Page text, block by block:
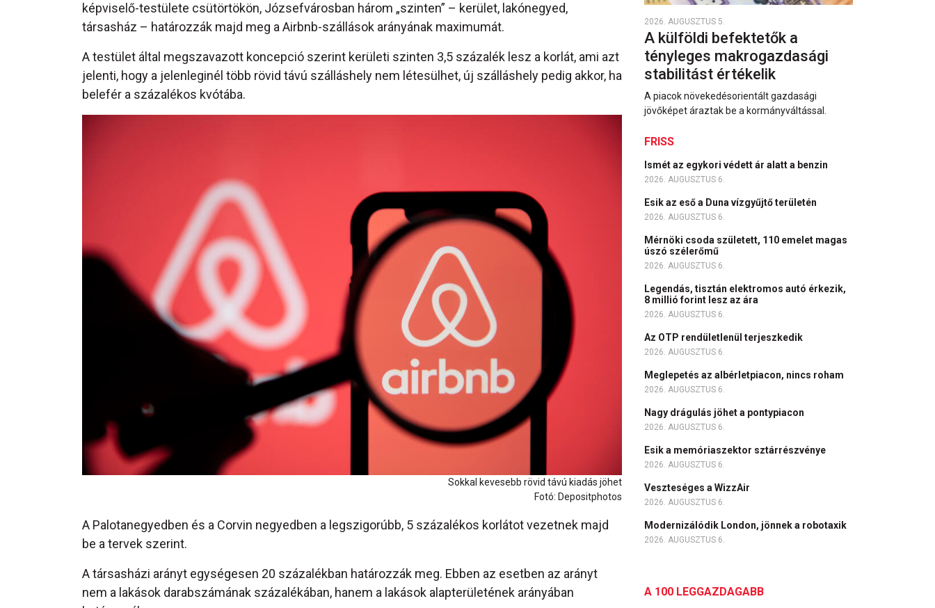
képviselő-testülete csütörtökön, Józsefvárosban három „szinten” – kerület, lakónegyed,
társasház – határozzák majd meg a Airbnb-szállások arányának maximumát.
A testület által megszavazott koncepció szerint kerületi szinten 3,5 százalék lesz a korlát, ami azt
jelenti, hogy a jelenleginél több rövid távú szálláshely nem létesülhet, új szálláshely pedig akkor, ha
belefér a százalékos kvótába.
Sokkal kevesebb rövid távú kiadás jöhet
Fotó: Depositphotos
A Palotanegyedben és a Corvin negyedben a legszigorúbb, 5 százalékos korlátot vezetnek majd
be a tervek szerint.
A társasházi arányt egységesen 20 százalékban határozzák meg. Ebben az esetben az arányt
nem a lakások darabszámának százalékában, hanem a lakások alapterületének arányában
2026. AUGUSZTUS 5.
A külföldi befektetők a
tényleges makrogazdasági
stabilitást értékelik
A piacok növekedésorientált gazdasági
jövőképet áraztak be a kormányváltással.
FRISS
Ismét az egykori védett ár alatt a benzin
2026. AUGUSZTUS 6.
Esik az eső a Duna vízgyűjtő területén
2026. AUGUSZTUS 6.
Mérnöki csoda született, 110 emelet magas
úszó szélerőmű
2026. AUGUSZTUS 6.
Legendás, tisztán elektromos autó érkezik,
8 millió forint lesz az ára
2026. AUGUSZTUS 6.
Az OTP rendületlenül terjeszkedik
2026. AUGUSZTUS 6.
Meglepetés az albérletpiacon, nincs roham
2026. AUGUSZTUS 6.
Nagy drágulás jöhet a pontypiacon
2026. AUGUSZTUS 6.
Esik a memóriaszektor sztárrészvénye
2026. AUGUSZTUS 6.
Veszteséges a WizzAir
2026. AUGUSZTUS 6.
Modernizálódik London, jönnek a robotaxik
2026. AUGUSZTUS 6.
A 100 LEGGAZDAGABB